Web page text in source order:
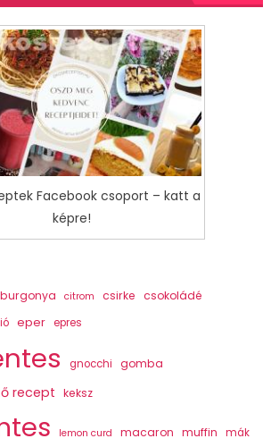
Facebook csoport – katt a
képre!
burgonya citrom csirke csokoládé
eper epres
gnocchi gomba
recept keksz
lemon curd macaron muffin mák